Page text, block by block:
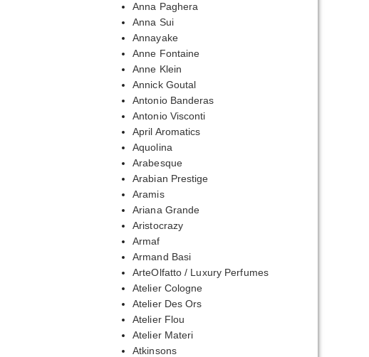
Anna Paghera
Anna Sui
Annayake
Anne Fontaine
Anne Klein
Annick Goutal
Antonio Banderas
Antonio Visconti
April Aromatics
Aquolina
Arabesque
Arabian Prestige
Aramis
Ariana Grande
Aristocrazy
Armaf
Armand Basi
ArteOlfatto / Luxury Perfumes
Atelier Cologne
Atelier Des Ors
Atelier Flou
Atelier Materi
Atkinsons